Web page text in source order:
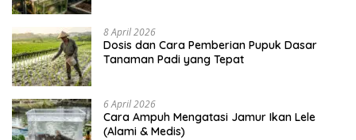
8 April 2026
Dosis dan Cara Pemberian Pupuk Dasar
Tanaman Padi yang Tepat
6 April 2026
Cara Ampuh Mengatasi Jamur Ikan Lele
(Alami & Medis)